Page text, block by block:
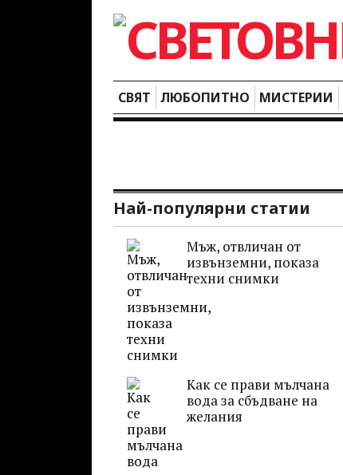
СВЯТ ЛЮБОПИТНО МИСТЕРИИ
Най-популярни статии
Мъж, отвличан от
извънземни, показа
техни снимки
Как се прави мълчана
вода за сбъдване на
желания